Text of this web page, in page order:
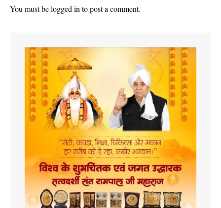
You must belogged in to post a comment.